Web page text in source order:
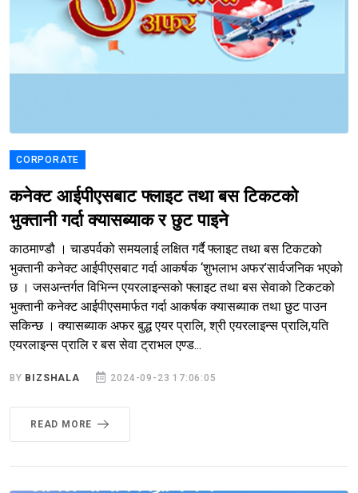
CORPORATE
कनेक्ट आईपीएसबाट फ्लाइट तथा बस टिकटको
भुक्तानी गर्दा क्यासब्याक र छुट पाइने
काठमाण्डौ । चाडपर्वको समयलाई लक्षित गर्दै फ्लाइट तथा बस टिकटको
भुक्तानी कनेक्ट आईपीएसबाट गर्दा आकर्षक ‘शुभलाभ अफर’सार्वजनिक भएको
छ । जसअन्तर्गत विभिन्न एयरलाइन्सको फ्लाइट तथा बस सेवाको टिकटको
भुक्तानी कनेक्ट आईपीएसमार्फत गर्दा आकर्षक क्यासब्याक तथा छुट पाउन
सकिन्छ । क्यासब्याक अफर बुद्ध एयर प्रालि, श्री एयरलाइन्स प्रालि,यति
एयरलाइन्स प्रालि र बस सेवा ट्राभल एण्ड...
BY BIZSHALA 2024-09-23 17:06:05
READ MORE